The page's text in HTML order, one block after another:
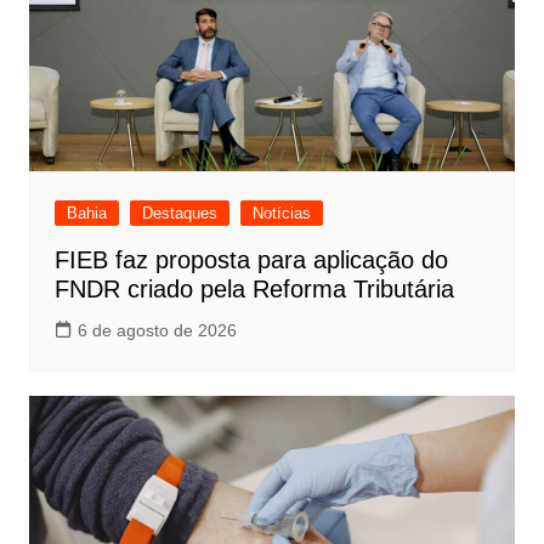
Bahia Destaques Notícias
FIEB faz proposta para aplicação do
FNDR criado pela Reforma Tributária
6 de agosto de 2026